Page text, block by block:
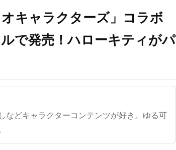
キャラクターズ」コラボ
で発売！ハローキティがパ
などキャラクターコンテンツが好き。ゆる可